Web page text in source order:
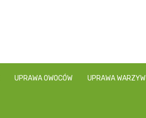
UPRAWA OWOCÓW UPRAWA WARZYW